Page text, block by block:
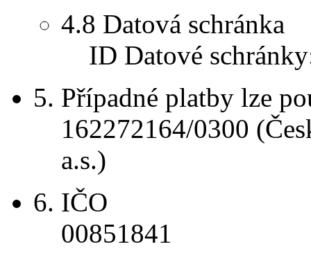
4.8 Datová schránka
ID Datové
5. Případné platby lze
162272164/0300
a.s.)
6. IČO
00851841